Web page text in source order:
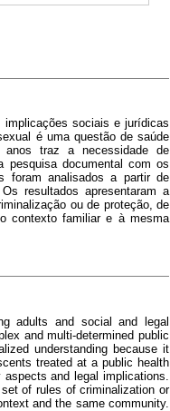
sociais e jurídicas
é uma questão de saúde
anos traz a necessidade de
pesquisa documental com os
foram analisados a partir de
resultados apresentaram a
ou de proteção, de
contexto familiar e à mesma
adults and social and legal
and multi-determined public
understanding because it
treated at a public health
and legal implications.
of rules of criminalization or
and the same community.